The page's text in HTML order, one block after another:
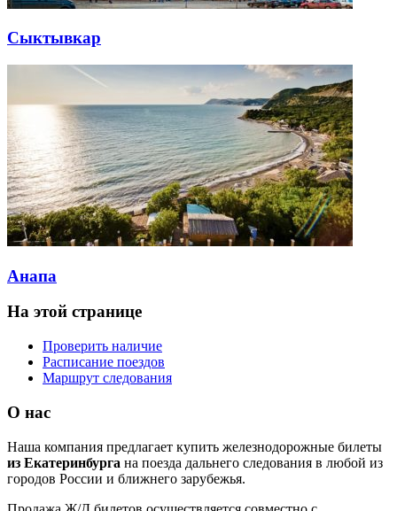
Сыктывкар
Анапа
На этой странице
Проверить наличие
Расписание поездов
Маршрут следования
О нас
Наша компания предлагает купить железнодорожные билеты
из Екатеринбурга на поезда дальнего следования в любой из
городов России и ближнего зарубежья.